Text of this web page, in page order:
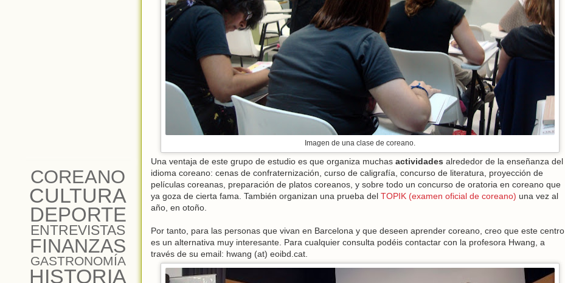
Imagen de una clase de coreano.
Una ventaja de este grupo de estudio es que organiza muchas actividades alrededor de la enseñanza del
idioma coreano: cenas de confraternización, curso de caligrafía, concurso de literatura, proyección de
películas coreanas, preparación de platos coreanos, y sobre todo un concurso de oratoria en coreano que
ya goza de cierta fama. También organizan una prueba del TOPIK (examen oficial de coreano) una vez al
año, en otoño.
Por tanto, para las personas que vivan en Barcelona y que deseen aprender coreano, creo que este centro
es un alternativa muy interesante. Para cualquier consulta podéis contactar con la profesora Hwang, a
través de su email: hwang (at) eoibd.cat.
COREANO
CULTURA
DEPORTE
ENTREVISTAS
FINANZAS
GASTRONOMÍA
HISTORIA